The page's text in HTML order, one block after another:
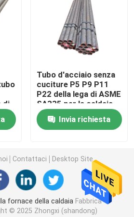
della caldaia
di
Tubo d'acciaio senza
cuciture P5 P9 P11
P22 della lega di ASME
SA335 per la caldaia
ad alta pressione
Invia richiesta
Contattaci Desktop Site
fornace della caldaia Fabbrica
© 2025 Zhongxi (shandong)